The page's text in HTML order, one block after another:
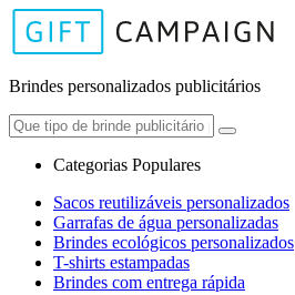
Brindes personalizados publicitários
Categorias Populares
Sacos reutilizáveis personalizados
Garrafas de água personalizadas
Brindes ecológicos personalizados
T-shirts estampadas
Brindes com entrega rápida